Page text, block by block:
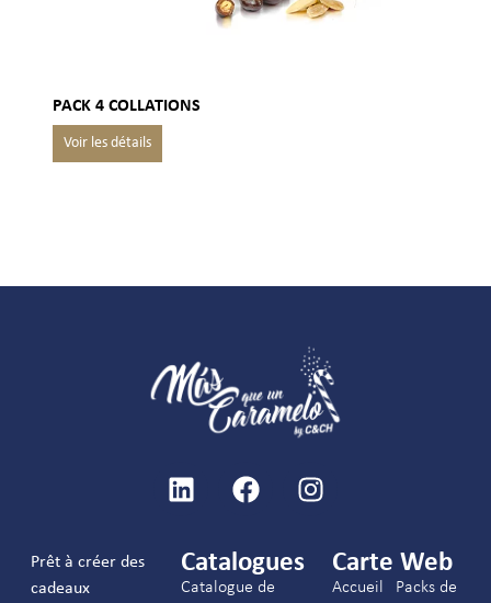
PACK 4 COLLATIONS
Prêt à créer des
cadeaux
Catalogues
Catalogue de
Carte Web
Accueil
Packs de